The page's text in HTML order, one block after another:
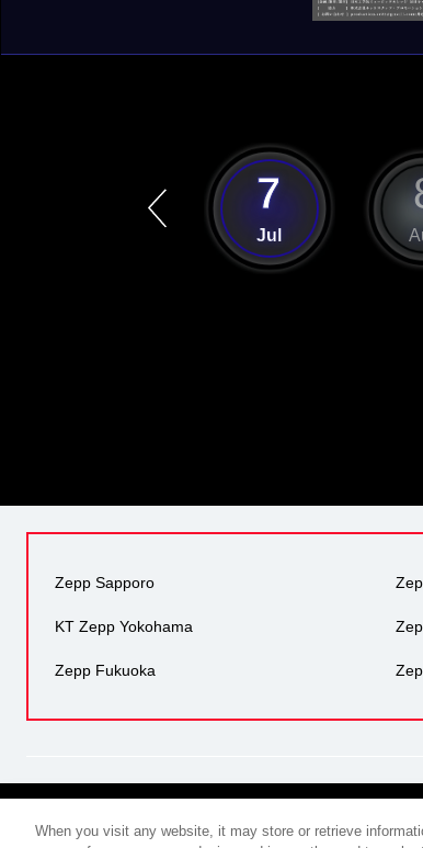
7
Jul
Zepp Sapporo
KT Zepp Yokohama
Zepp Fukuoka
When you visit any website, it may store or retrieve